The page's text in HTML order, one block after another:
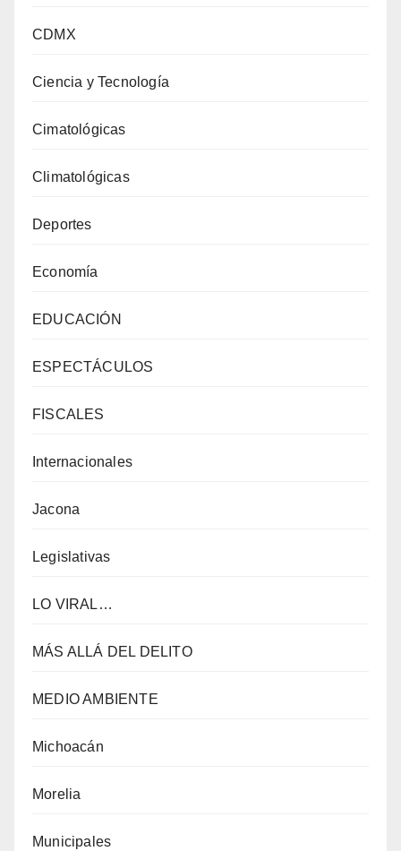
CDMX
Ciencia y Tecnología
Cimatológicas
Climatológicas
Deportes
Economía
EDUCACIÓN
ESPECTÁCULOS
FISCALES
Internacionales
Jacona
Legislativas
LO VIRAL…
MÁS ALLÁ DEL DELITO
MEDIO AMBIENTE
Michoacán
Morelia
Municipales